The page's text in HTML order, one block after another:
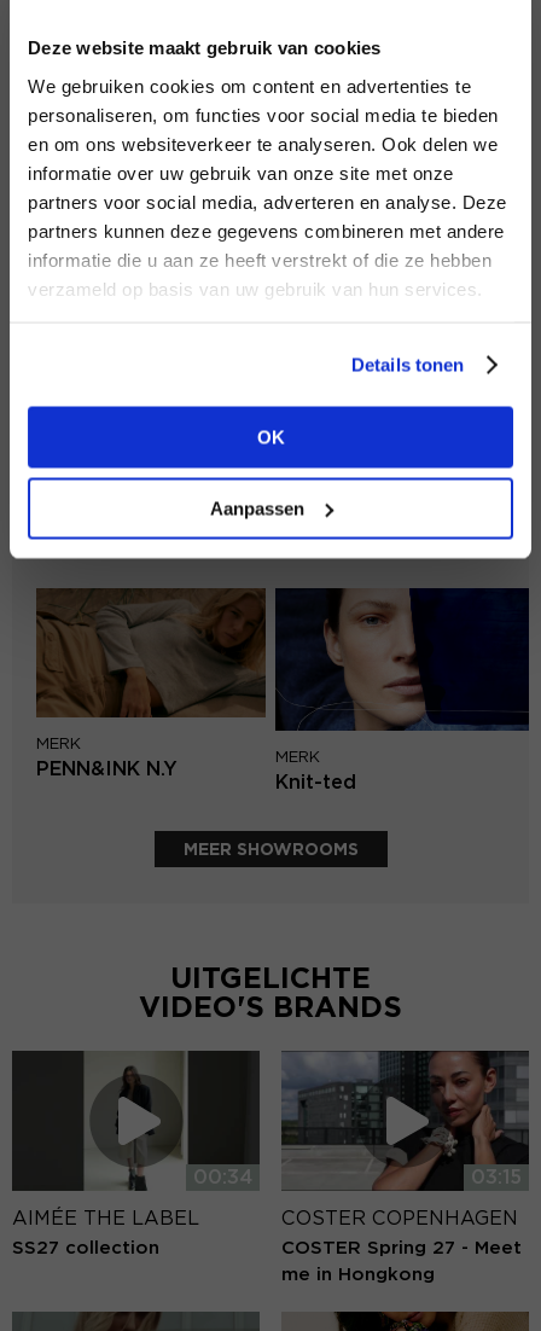
Deze website maakt gebruik van cookies
We gebruiken cookies om content en advertenties te
personaliseren, om functies voor social media te bieden
en om ons websiteverkeer te analyseren. Ook delen we
informatie over uw gebruik van onze site met onze
partners voor social media, adverteren en analyse. Deze
partners kunnen deze gegevens combineren met andere
informatie die u aan ze heeft verstrekt of die ze hebben
verzameld op basis van uw gebruik van hun services.
Details tonen
OK
Aanpassen
INLOGGEN
Wachtwoord
INLOGGEN
NOG GEEN ACCOUNT?
HEB JE NOG GEEN
ACCOUNT?
aan of bekijk de andere mogelijkheden.
BEKIJK ALLE OPTIES
MERK
Aaiko
Harper & Yve
MERK
MERK
Second female
MERK
PENN&INK N.Y
MERK
Knit-ted
MEER SHOWROOMS
UITGELICHTE
VIDEO'S BRANDS
00:34
AIMÉE THE LABEL
SS27 collection
03:15
COSTER COPENHAGEN
COSTER Spring 27 - Meet
me in Hongkong